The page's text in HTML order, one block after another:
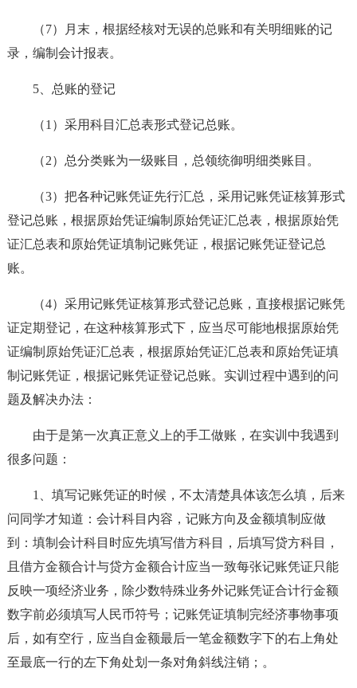
（7）月末，根据经核对无误的总账和有关明细账的记
录，编制会计报表。
5、总账的登记
（1）采用科目汇总表形式登记总账。
（2）总分类账为一级账目，总领统御明细类账目。
（3）把各种记账凭证先行汇总，采用记账凭证核算形式
登记总账，根据原始凭证编制原始凭证汇总表，根据原始凭
证汇总表和原始凭证填制记账凭证，根据记账凭证登记总
账。
（4）采用记账凭证核算形式登记总账，直接根据记账凭
证定期登记，在这种核算形式下，应当尽可能地根据原始凭
证编制原始凭证汇总表，根据原始凭证汇总表和原始凭证填
制记账凭证，根据记账凭证登记总账。实训过程中遇到的问
题及解决办法：
由于是第一次真正意义上的手工做账，在实训中我遇到
很多问题：
1、填写记账凭证的时候，不太清楚具体该怎么填，后来
问同学才知道：会计科目内容，记账方向及金额填制应做
到：填制会计科目时应先填写借方科目，后填写贷方科目，
且借方金额合计与贷方金额合计应当一致每张记账凭证只能
反映一项经济业务，除少数特殊业务外记账凭证合计行金额
数字前必须填写人民币符号；记账凭证填制完经济事物事项
后，如有空行，应当自金额最后一笔金额数字下的右上角处
至最底一行的左下角处划一条对角斜线注销；。